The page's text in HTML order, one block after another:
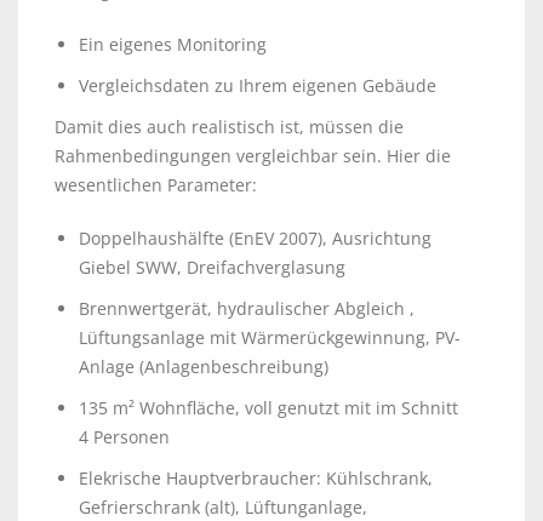
Ein eigenes Monitoring
Vergleichsdaten zu Ihrem eigenen Gebäude
Damit dies auch realistisch ist, müssen die
Rahmenbedingungen vergleichbar sein. Hier die
wesentlichen Parameter:
Doppelhaushälfte (EnEV 2007), Ausrichtung
Giebel SWW, Dreifachverglasung
Brennwertgerät, hydraulischer Abgleich ,
Lüftungsanlage mit Wärmerückgewinnung, PV-
Anlage (Anlagenbeschreibung)
135 m² Wohnfläche, voll genutzt mit im Schnitt
4 Personen
Elekrische Hauptverbraucher: Kühlschrank,
Gefrierschrank (alt), Lüftunganlage,